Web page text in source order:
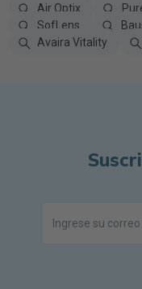
Air Optix
SofLens
Avaira Vitality